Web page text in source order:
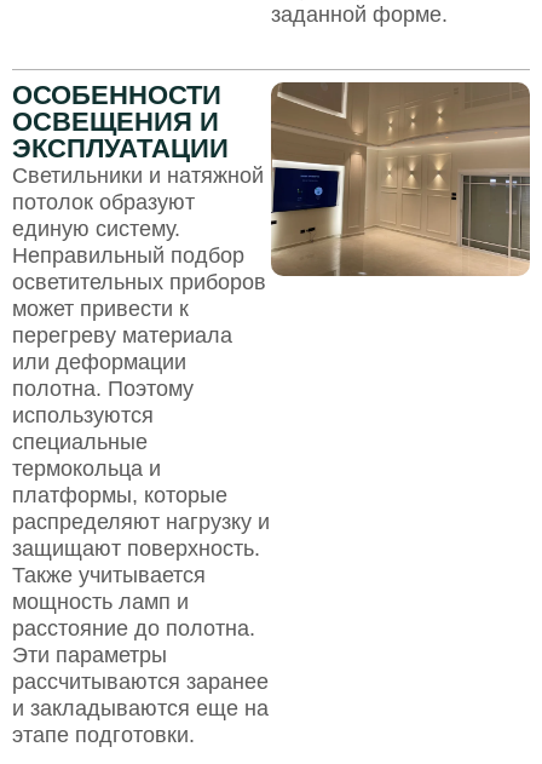
заданной форме.
ОСОБЕННОСТИ
ОСВЕЩЕНИЯ И
ЭКСПЛУАТАЦИИ
Светильники и натяжной
потолок образуют
единую систему.
Неправильный подбор
осветительных приборов
может привести к
перегреву материала
или деформации
полотна. Поэтому
используются
специальные
термокольца и
платформы, которые
распределяют нагрузку и
защищают поверхность.
Также учитывается
мощность ламп и
расстояние до полотна.
Эти параметры
рассчитываются заранее
и закладываются еще на
этапе подготовки.